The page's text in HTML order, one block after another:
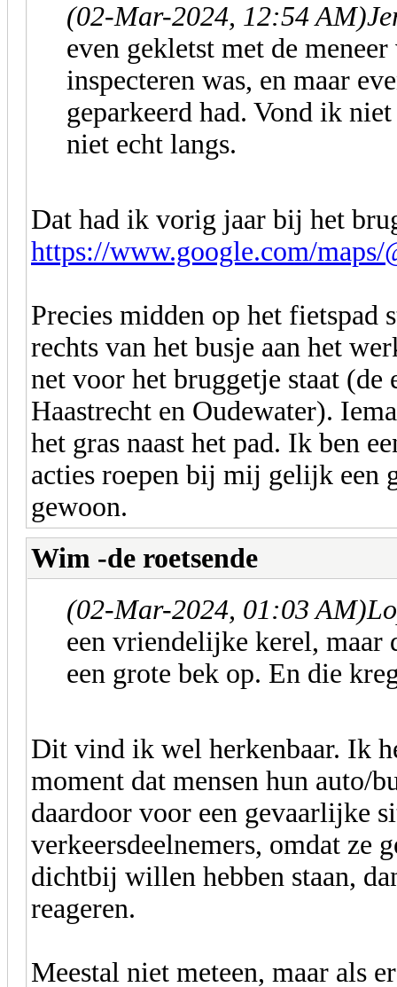
(02-Mar-2024, 12:54 AM)
even gekletst met de
inspecteren was, en maar
geparkeerd had. Vond ik
niet echt langs.
Dat had ik vorig jaar bij het
https://www.google.com/maps/
Precies midden op het fietspad
rechts van het busje aan het
net voor het bruggetje staat (de
Haastrecht en Oudewater).
het gras naast het pad. Ik ben
acties roepen bij mij gelijk een
gewoon.
Wim -de roetsende
(02-Mar-2024, 01:03 AM)
een vriendelijke kerel,
een grote bek op. En die
Dit vind ik wel herkenbaar. Ik
moment dat mensen hun auto/
daardoor voor een gevaarlijke
verkeersdeelnemers, omdat ze
dichtbij willen hebben staan,
reageren.
Meestal niet meteen, maar als